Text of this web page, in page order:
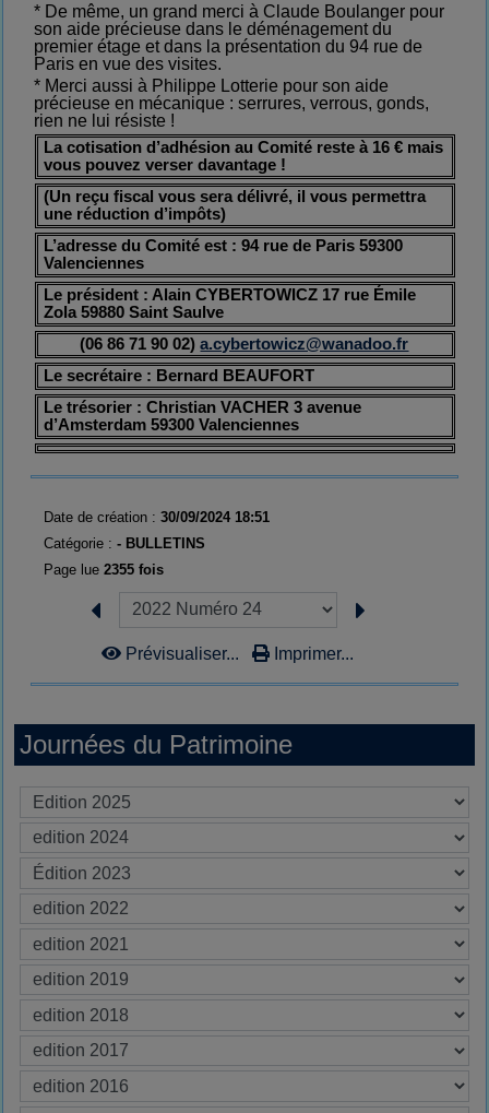
Journées du Patrimoine
* De même, un grand merci à Claude Boulanger pour
son aide précieuse dans le déménagement du
premier étage et dans la présentation du 94 rue de
Paris en vue des visites.
* Merci aussi à Philippe Lotterie pour son aide
précieuse en mécanique : serrures, verrous, gonds,
rien ne lui résiste !
La cotisation d’adhésion au Comité reste à 16 € mais
vous pouvez verser davantage !
(Un reçu fiscal vous sera délivré, il vous permettra
une réduction d’impôts)
L’adresse du Comité est : 94 rue de Paris 59300
Valenciennes
Le président : Alain CYBERTOWICZ 17 rue Émile
Zola 59880 Saint Saulve
(06 86 71 90 02)a.cybertowicz@wanadoo.fr
Le secrétaire : Bernard BEAUFORT
Le trésorier : Christian VACHER 3 avenue
d’Amsterdam 59300 Valenciennes
Date de création :30/09/2024 18:51
Catégorie :- BULLETINS
Page lue2355 fois
Prévisualiser... Imprimer...